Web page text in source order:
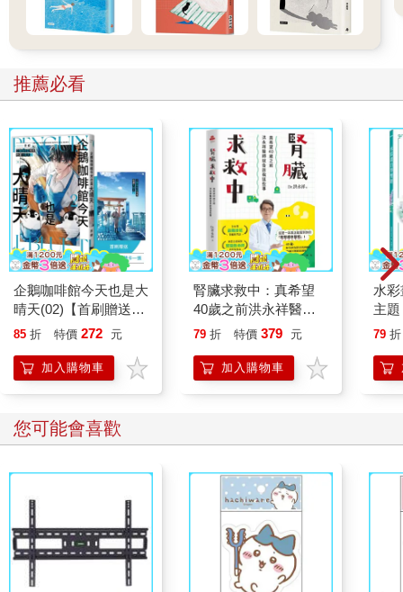
去，那不會產生任何結論，她命令思緒掉頭，折返至幾個鐘頭前
她跟林的對話。
吳依光承認，林，在她的心頭植入了一個意想，她是否也會等到
好難，她並不擅長期待，從小到大，她學得最好的一件事，莫屬
幼犬般天真無辜，你忍不住寵牠，把牠抱在懷裡，感受牠的體溫
跟起伏，深信你們得以和平共處。接下來的日子，你受不了誘
惑，餵養牠，滿足牠，牠也依循世界最不假思索的邏輯──恆得到
能量者，必然擴張。狼夜夜抽高、長肉、牙齒跟爪子也在睡夢中
盡責地發育。於是，有那麼一次，你發現到，即使是兒戲的拉
扯，你都能被弄到噴濺一地的血花。有些人並不氣餒，持續馴化
自身的希望，直到希望懂得傾聽他們的指令，吳依光沒有，她放
手，讓這隻狼走遠。吳依光是這樣理解的：即使這隻狼沒有惡
意，也會因為辨識出她本質裡的懦弱，而決定傷害她。
至於母親，她是前者，她的願望多半都能實現。她的狼聽她的
話。
禮拜五下午，日光迤邐，照映出懸浮飛舞的細小顆粒。天花板的
依光在網路上搜到的照片還年輕。
作家有些緊張，她說自己不是第一次對著一群老師說話，不知怎
地今天就是格外緊張。吳依光觀察著作家的玫瑰金細框眼鏡，不
忘保持微笑，她暗忖，作家必然考量過自己白皙的膚色在穿搭上
的優勢，玫瑰金的飾品，有些人穿戴起來只顯得髒。
吳依光喜歡玫瑰金，一度跟謝維哲商量，不然別買鑽戒了，鑽戒
的背後有太多難過的故事。這個提議，兩位新人的母親不約而同
投下反對票。母親蹙眉，說，妳別在這個節骨眼自作主張。吳依
光想，也對，何必如此。她最後要了一顆小小的，不怎麼起眼的
推薦必看
企鵝咖啡館今天也是大
晴天(02)【首刷贈送
「謹賀新年」收藏卡】
85 折 特價 272 元
加入購物車
腎臟求救中：真希望
40歲之前洪永祥醫師
就告訴我這些事
79 折 特價 379 元
加入購物車
水
主
點
79 折
您可能會喜歡